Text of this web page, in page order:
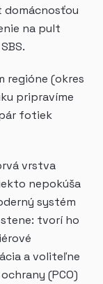
domácnosťou
na pult
regióne (okres
pripravíme
fotiek
vrstva
nepokúša
systém
tvorí ho
a voliteľne
(PCO)